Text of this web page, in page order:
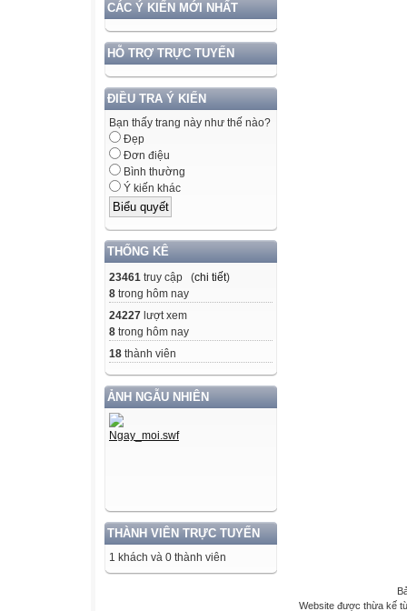
CÁC Ý KIẾN MỚI NHẤT
HỖ TRỢ TRỰC TUYẾN
ĐIỀU TRA Ý KIẾN
Bạn thấy trang này như thế nào?
Đẹp
Đơn điệu
Bình thường
Ý kiến khác
THỐNG KÊ
23461 truy cập (chi tiết)
8 trong hôm nay
24227 lượt xem
8 trong hôm nay
18 thành viên
ẢNH NGẪU NHIÊN
THÀNH VIÊN TRỰC TUYẾN
1 khách và 0 thành viên
Website được thừa kế